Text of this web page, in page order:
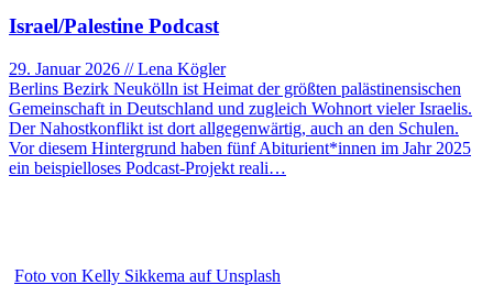
Israel/Palestine Podcast
29. Januar 2026 // Lena Kögler
Berlins Bezirk Neukölln ist Heimat der größten palästinensischen
Gemeinschaft in Deutschland und zugleich Wohnort vieler Israelis.
Der Nahostkonflikt ist dort allgegenwärtig, auch an den Schulen.
Vor diesem Hintergrund haben fünf Abiturient*innen im Jahr 2025
ein beispielloses Podcast-Projekt reali…
Foto von Kelly Sikkema auf Unsplash